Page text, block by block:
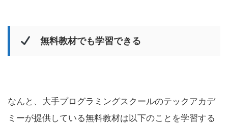
無料教材でも学習できる
なんと、大手プログラミングスクールのテックアカデ
ミーが提供している無料教材は以下のことを学習する